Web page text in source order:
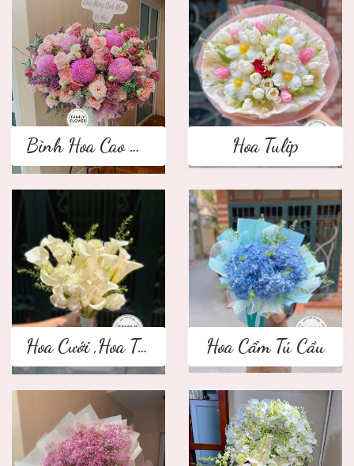
Bình Hoa Cao Cấp Hoa Tulip
Hoa Cưới ,Hoa Tay Cầm Cô Dâu Hoa Cẩm Tú Cầu